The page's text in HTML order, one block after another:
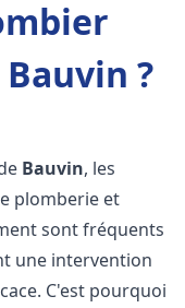
?
Bauvin, les
plomberie et
sont fréquents
une intervention
C'est pourquoi